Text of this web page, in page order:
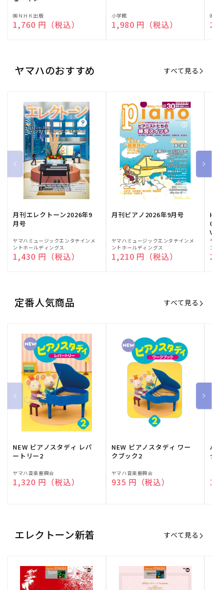
販
売
㈱ＮＨＫ出版
通常価格
1,760 円（税込）
販
売
小学館
通常価格
1,980 円（税込）
販
売
㈱
ヤマハのおすすめ すべて見る
月刊エレクトーン2026年9
月号
販
売
元:
ヤマハミュージックエンタテインメ
ントホールディングス
通常価格
1,430 円（税込）
月刊ピアノ2026年9月号
販
売
元:
ヤマハミュージックエンタテインメ
ントホールディングス
通常価格
1,210 円（税込）
販
売
元:
ヤ
ン
定番人気商品 すべて見る
NEW ピアノスタディ レパ
ートリー2
販
売
ヤマハ音楽振興会
通常価格
1,320 円（税込）
NEW ピアノスタディ ワー
クブック2
販
売
ヤマハ音楽振興会
通常価格
935 円（税込）
バ
ク
売
エレクトーン新着 すべて見る